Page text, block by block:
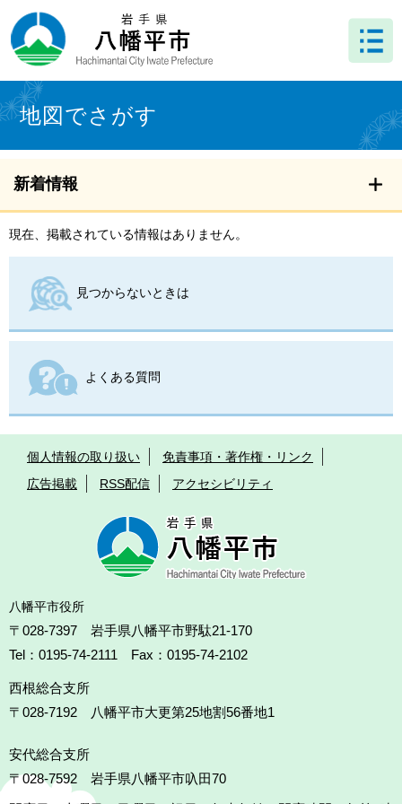
ー
ジ
先
頭
で
ニ
ュ
を
飛
ば
へ
文 地図でさがす
新着情報
現在、掲載されている情報はありません。
見つからないときは
よくある質問
個人情報の取り扱い
免責事項・著作権・リンク
広告掲載
RSS配信 アクセシビリティ
八幡平市役所
〒028-7397 岩手県八幡平市野駄21-170
Tel：0195-74-2111 Fax：0195-74-2102
西根総合支所
〒028-7192
八幡平市大更第25地割56番地1
安代総合支所
〒028-7592
岩手県八幡平市叺田70